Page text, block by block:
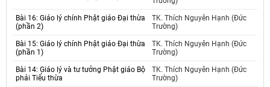
Bài 16: Giáo lý chính Phật giáo Đại thừa
(phần 2)
TK. Thích Nguyên Hạnh (Đức
Trường)
Bài 15: Giáo lý chính Phật giáo Đại thừa
(phần 1)
TK. Thích Nguyên Hạnh (Đức
Trường)
Bài 14: Giáo lý và tư tưởng Phật giáo Bộ
phái Tiểu thừa
TK. Thích Nguyên Hạnh (Đức
Trường)